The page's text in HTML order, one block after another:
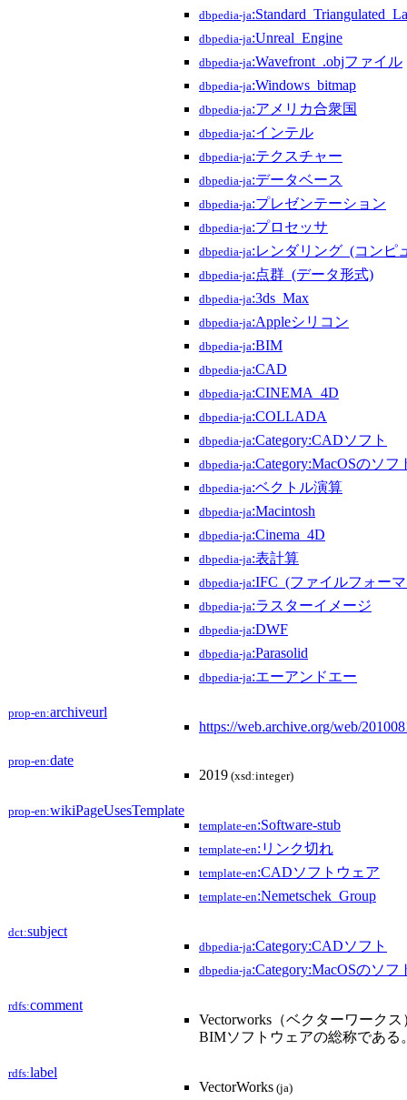
dbpedia-ja
dbpedia-ja:Unreal_Engine
dbpedia-ja:Wavefront_.objファイル
dbpedia-ja:Windows_bitmap
dbpedia-ja:アメリカ合衆国
dbpedia-ja:インテル
dbpedia-ja:テクスチャー
dbpedia-ja:データベース
dbpedia-ja:プレゼンテーション
dbpedia-ja:プロセッサ
dbpedia-ja:レンダリング_(コンピ
dbpedia-ja:点群_(データ形式)
dbpedia-ja:3ds_Max
dbpedia-ja:Appleシリコン
dbpedia-ja:BIM
dbpedia-ja:CAD
dbpedia-ja:CINEMA_4D
dbpedia-ja:COLLADA
dbpedia-ja:Category:CADソフト
dbpedia-ja:Category:MacOSのソフ
dbpedia-ja:ベクトル演算
dbpedia-ja:Macintosh
dbpedia-ja:Cinema_4D
dbpedia-ja:表計算
dbpedia-ja:IFC_(ファイルフォー
dbpedia-ja:ラスターイメージ
dbpedia-ja:DWF
dbpedia-ja:Parasolid
dbpedia-ja:エーアンドエー
prop-en:archiveurl
https://web.archive.org/web/
prop-en:date
2019 (xsd:integer)
prop-en:wikiPageUsesTemplate
template-en:Software-stub
template-en:リンク切れ
template-en:CADソフトウェア
template-en:Nemetschek_Group
dct:subject
dbpedia-ja:Category:CADソフト
dbpedia-ja:Category:MacOSのソフ
rdfs:comment
Vectorworks（ベクターワーク
BIMソフトウェアの総称である
rdfs:label
VectorWorks (ja)